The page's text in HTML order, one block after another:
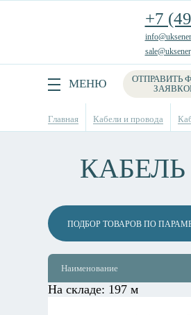
+7
МЕНЮ
ОТПРАВИТЬ
Поиск
Главная Кабели и провода
ПОДБОР ТОВАРОВ ПО
Наименование
На складе: 197 м